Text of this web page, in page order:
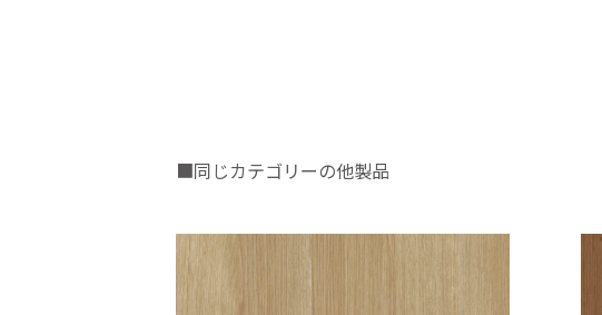
■同じカテゴリーの他製品